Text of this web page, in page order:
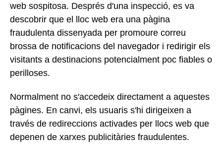
web sospitosa. Després d'una inspecció, es va
descobrir que el lloc web era una pàgina
fraudulenta dissenyada per promoure correu
brossa de notificacions del navegador i redirigir els
visitants a destinacions potencialment poc fiables o
perilloses.
Normalment no s'accedeix directament a aquestes
pàgines. En canvi, els usuaris s'hi dirigeixen a
través de redireccions activades per llocs web que
depenen de xarxes publicitàries fraudulentes.